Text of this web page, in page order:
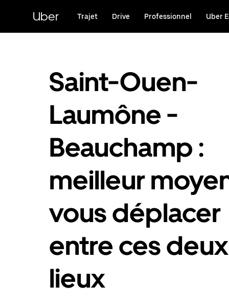
principal
Uber Trajet Drive Professionnel Uber
Saint-Ouen-
Laumône -
Beauchamp :
meilleur
vous déplacer
entre ces deux
lieux